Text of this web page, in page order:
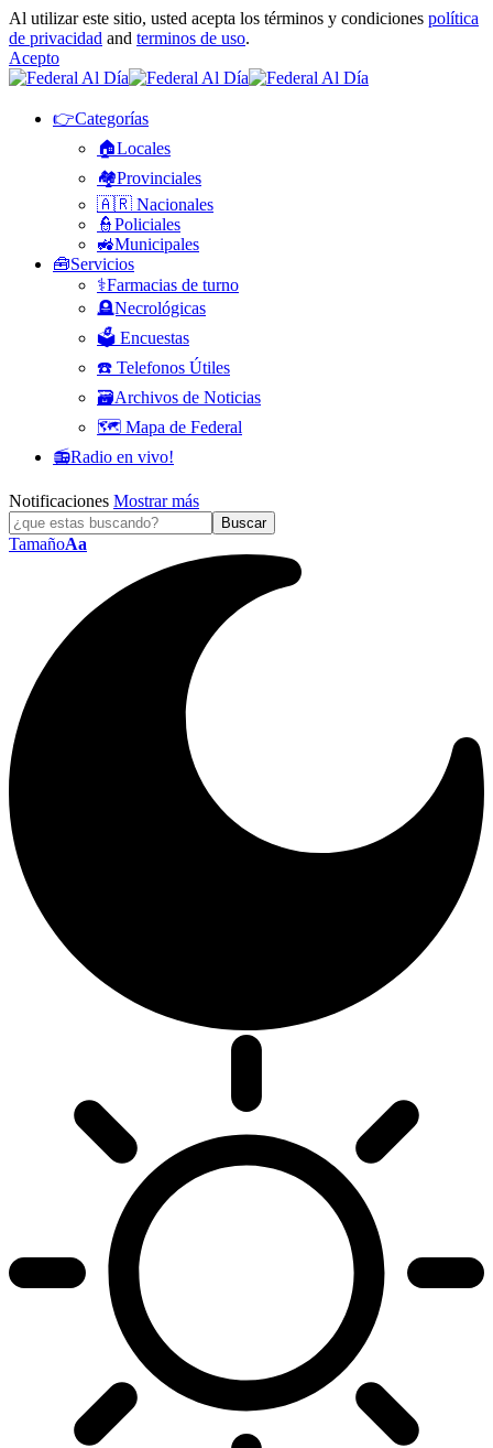
Al utilizar este sitio, usted acepta los términos y condiciones política
de privacidad and terminos de uso.
Acepto
👉Categorías
🏠Locales
🏘️Provinciales
🇦🇷 Nacionales
👮Policiales
🚜Municipales
🧰Servicios
⚕️Farmacias de turno
🪦Necrológicas
🗳️ Encuestas
☎️ Telefonos Útiles
🗃️Archivos de Noticias
🗺️ Mapa de Federal
📻Radio en vivo!
Notificaciones Mostrar más
TamañoAa